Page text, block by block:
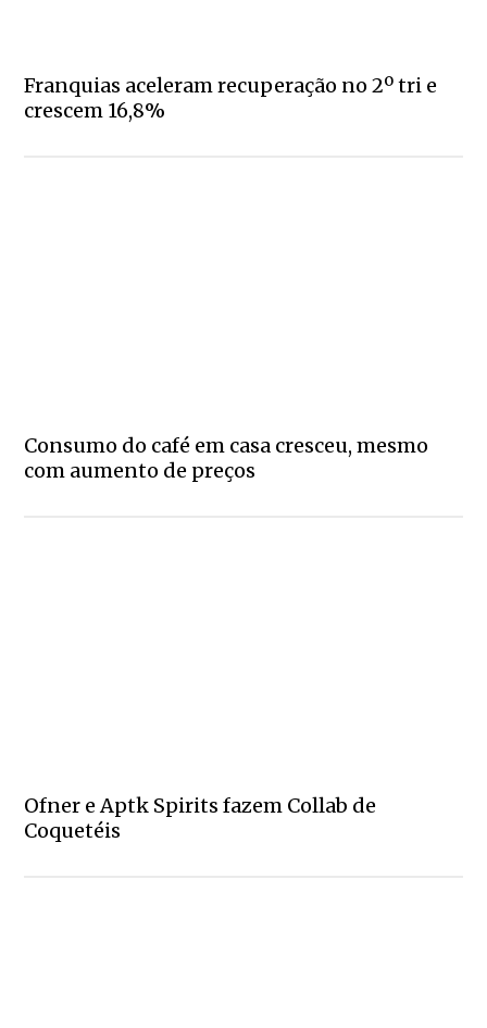
Franquias aceleram recuperação no 2º tri e
crescem 16,8%
Consumo do café em casa cresceu, mesmo
com aumento de preços
Ofner e Aptk Spirits fazem Collab de
Coquetéis